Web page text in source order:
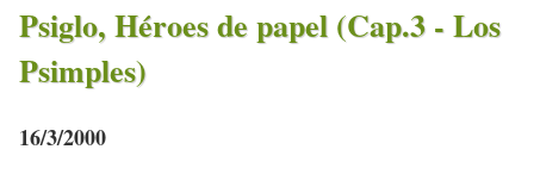
Psiglo, Héroes de papel (Cap.3 - Los
Psimples)
16/3/2000